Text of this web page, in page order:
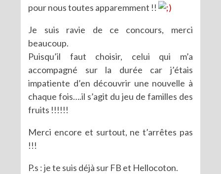
pour nous toutes apparemment !!
Je suis ravie de ce concours, merci
beaucoup.
Puisqu’il faut choisir, celui qui m’a
accompagné sur la durée car j’étais
impatiente d’en découvrir une nouvelle à
chaque fois….il s’agit du jeu de familles des
fruits !!!!!!
Merci encore et surtout, ne t’arrêtes pas
!!!
P.s : je te suis déjà sur FB et Hellocoton.